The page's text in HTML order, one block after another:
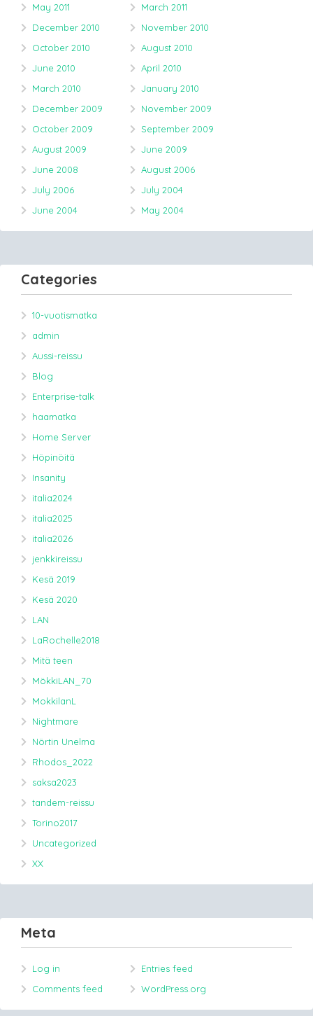
May 2011
March 2011
December 2010
November 2010
October 2010
August 2010
June 2010
April 2010
March 2010
January 2010
December 2009
November 2009
October 2009
September 2009
August 2009
June 2009
June 2008
August 2006
July 2006
July 2004
June 2004
May 2004
Categories
10-vuotismatka
admin
Aussi-reissu
Blog
Enterprise-talk
haamatka
Home Server
Höpinöitä
Insanity
italia2024
italia2025
italia2026
jenkkireissu
Kesä 2019
Kesä 2020
LAN
LaRochelle2018
Mitä teen
MökkiLAN_70
MokkilanL
Nightmare
Nörtin Unelma
Rhodos_2022
saksa2023
tandem-reissu
Torino2017
Uncategorized
XX
Meta
Log in
Entries feed
Comments feed
WordPress.org